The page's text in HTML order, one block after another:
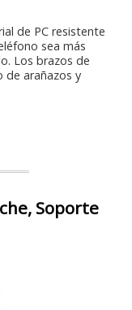
de PC resistente
sea más
Los brazos de
de arañazos y
Soporte